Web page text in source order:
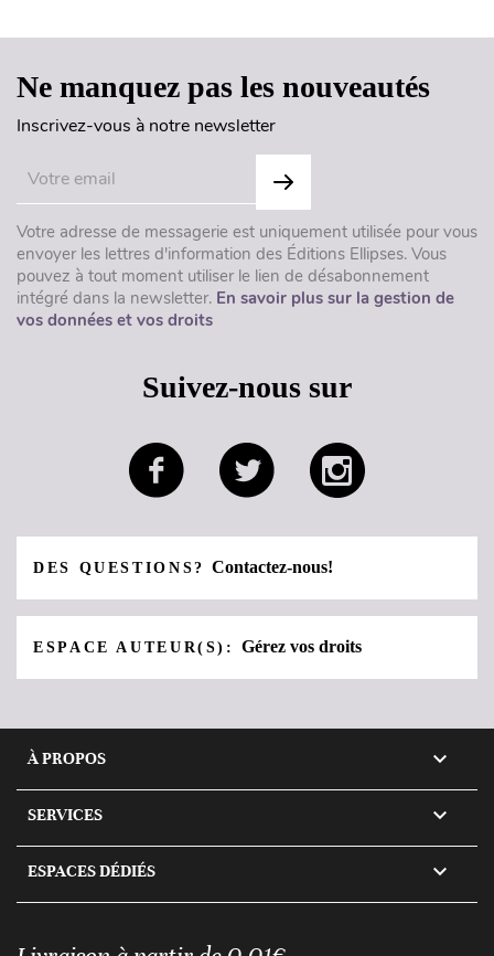
Ne manquez pas les nouveautés
Inscrivez-vous à notre newsletter
Votre adresse de messagerie est uniquement utilisée pour vous
envoyer les lettres d'information des Éditions Ellipses. Vous
pouvez à tout moment utiliser le lien de désabonnement
intégré dans la newsletter. En savoir plus sur la gestion de
vos données et vos droits
Suivez-nous sur
DES QUESTIONS?Contactez-nous!
ESPACE AUTEUR(S):Gérez vos droits
À PROPOS 
SERVICES 
ESPACES DÉDIÉS 